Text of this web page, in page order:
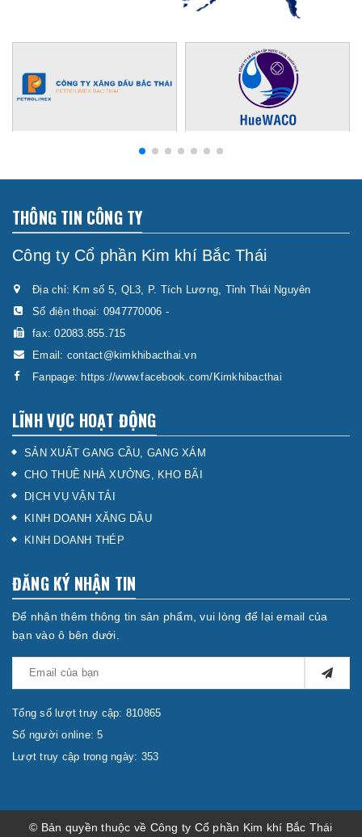
THÔNG TIN CÔNG TY
Công ty Cổ phần Kim khí Bắc Thái
Địa chỉ: Km số 5, QL3, P. Tích Lương, Tỉnh Thái Nguyên
Số điện thoại: 0947770006 -
fax: 02083.855.715
Email: contact@kimkhibacthai.vn
Fanpage: https://www.facebook.com/Kimkhibacthai
LĨNH VỰC HOẠT ĐỘNG
SẢN XUẤT GANG CẦU, GANG XÁM
CHO THUÊ NHÀ XƯỞNG, KHO BÃI
DỊCH VỤ VẬN TẢI
KINH DOANH XĂNG DẦU
KINH DOANH THÉP
ĐĂNG KÝ NHẬN TIN
Để nhận thêm thông tin sản phẩm, vui lòng để lại email của
bạn vào ô bên dưới.
Tổng số lượt truy cập: 810865
Số người online: 5
Lượt truy cập trong ngày: 353
© Bản quyền thuộc về Công ty Cổ phần Kim khí Bắc Thái